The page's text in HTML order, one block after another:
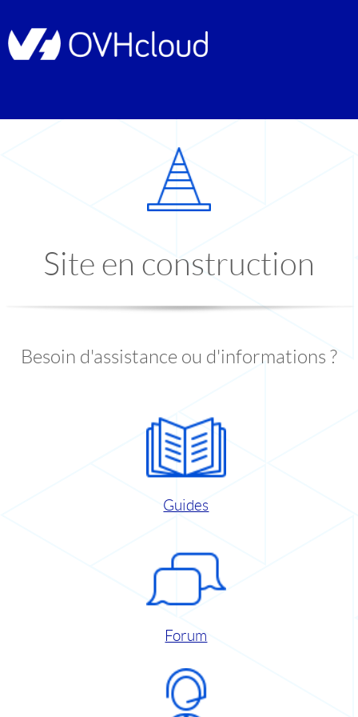
Site en construction
Besoin d'assistance ou d'informations ?
Guides
Forum